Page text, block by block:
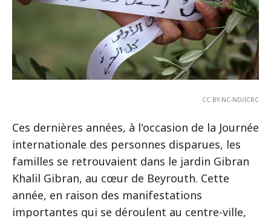
CC BY-NC-ND/ICRC
Ces dernières années, à l'occasion de la Journée
internationale des personnes disparues, les
familles se retrouvaient dans le jardin Gibran
Khalil Gibran, au cœur de Beyrouth. Cette
année, en raison des manifestations
importantes qui se déroulent au centre-ville,